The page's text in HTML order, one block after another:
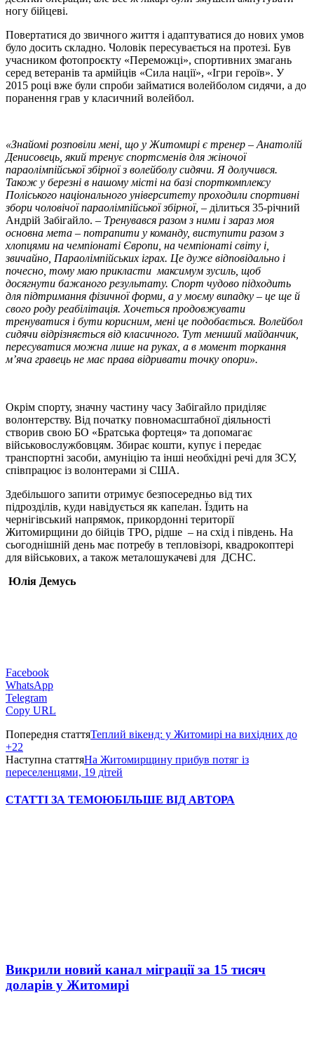
ногу бійцеві.
Повертатися до звичного життя і адаптуватися до нових умов
було досить складно. Чоловік пересувається на протезі. Був
учасником фотопроєкту «Переможці», спортивних змагань
серед ветеранів та армійців «Сила нації», «Ігри героїв». У
2015 році вже були спроби займатися волейболом сидячи, а до
поранення грав у класичний волейбол.
«Знайомі розповіли мені, що у Житомирі є тренер – Анатолій
Денисовець, який тренує спортсменів для жіночої
параолімпійської збірної з волейболу сидячи. Я долучився.
Також у березні в нашому місті на базі спорткомплексу
Поліського національного університету проходили спортивні
збори чоловічої параолімпійської збірної, – ділиться 35-річний
Андрій Забігайло. – Тренувався разом з ними і зараз моя
основна мета – потрапити у команду, виступити разом з
хлопцями на чемпіонаті Європи, на чемпіонаті світу і,
звичайно, Параолімпійських іграх. Це дуже відповідально і
почесно, тому маю прикласти максимум зусиль, щоб
досягнути бажаного результату. Спорт чудово підходить
для підтримання фізичної форми, а у моєму випадку – це ще й
свого роду реабілітація. Хочеться продовжувати
тренуватися і бути корисним, мені це подобається. Волейбол
сидячи відрізняється від класичного. Тут менший майданчик,
пересуватися можна лише на руках, а в момент торкання
м’яча гравець не має права відривати точку опори».
Окрім спорту, значну частину часу Забігайло приділяє
волонтерству. Від початку повномасштабної діяльності
створив свою БО «Братська фортеця» та допомагає
військовослужбовцям. Збирає кошти, купує і передає
транспортні засоби, амуніцію та інші необхідні речі для ЗСУ,
співпрацює із волонтерами зі США.
Здебільшого запити отримує безпосередньо від тих
підрозділів, куди навідується як капелан. Їздить на
чернігівський напрямок, прикордонні території
Житомирщини до бійців ТРО, рідше – на схід і південь. На
сьогоднішній день має потребу в тепловізорі, квадрокоптері
для військових, а також металошукачеві для ДСНС.
Юлія Демусь
Facebook
WhatsApp
Telegram
Copy URL
Попередня статтяТеплий вікенд: у Житомирі на вихідних до
+22
Наступна статтяНа Житомирщину прибув потяг із
переселенцями, 19 дітей
СТАТТІ ЗА ТЕМОЮБІЛЬШЕ ВІД АВТОРА
Викрили новий канал міграції за 15 тисяч
доларів у Житомирі